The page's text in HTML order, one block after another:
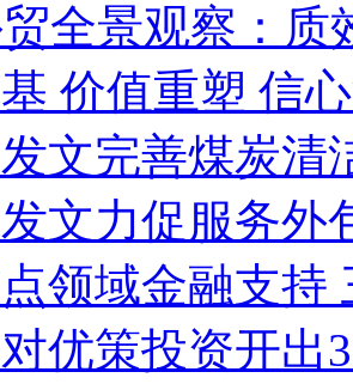
全景观察：
价值重塑 信
文完善煤炭清
文力促服务外
领域金融支持
优策投资开出